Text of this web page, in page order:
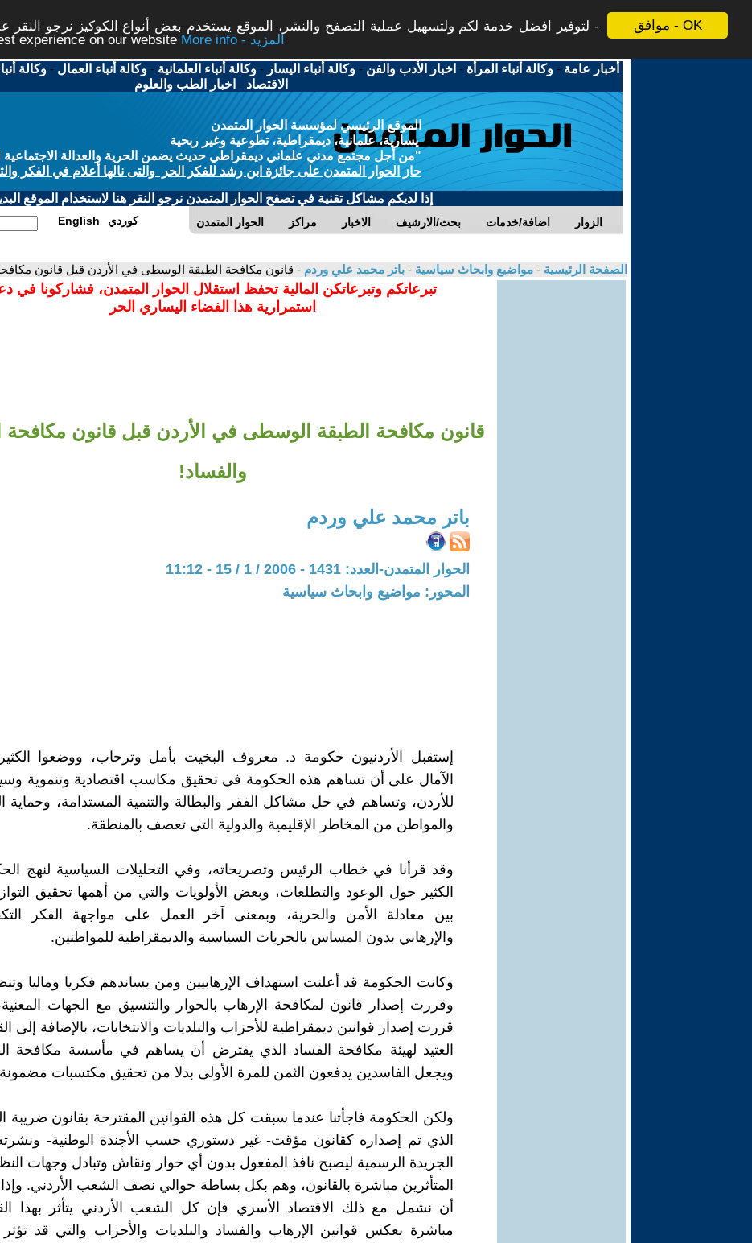
موافق - OK
لتوفير افضل خدمة لكم ولتسهيل عملية التصفح والنشر، الموقع يستخدم بعض أنواع الكوكيز نرجو
experience on our website
More info - المزيد
أخبار عامة -وكالة أنباء المرأة - اخبار الأدب والفن -وكالة أنباء اليسار -وكالة أنباء العلمانية -وكالة أنباء العمال -وكالة
الاقتصاد - اخبار الطب والعلوم
الموقع الرئيسي لمؤسسة الحوار المتمدن
يسارية، علمانية، ديمقراطية، تطوعية وغير ربحية
"من أجل مجتمع مدني علماني ديمقراطي حديث يضمن الحرية والعدالة الاجتماعية
حاز الحوار المتمدن على جائزة ابن رشد للفكر الحر والتى نالها أعلام في الفكر
إذا لديكم مشاكل تقنية في تصفح الحوار المتمدن نرجو النقر هنا لاستخدام الموقع
الحوار المتمدن مراكز الاخبار بحث/الارشيف اضافة/خدمات الزوار English كوردي
الصفحة الرئيسية - مواضيع وابحاث سياسية - باتر محمد علي وردم - قانون مكافحة الطبقة الوسطى في الأردن قبل قانون
تبرعاتكم وتبرعاتكن المالية تحفظ استقلال الحوار المتمدن، فشاركونا في
استمرارية هذا الفضاء اليساري الحر
قانون مكافحة الطبقة الوسطى في الأردن قبل قانون مكافحة
والفساد!
باتر محمد علي وردم
الحوار المتمدن-العدد: 1431 - 2006 / 1 / 15 - 11:12
المحور: مواضيع وابحاث سياسية
إستقبل الأردنيون حكومة د. معروف البخيت بأمل وترحاب، ووضعوا
الآمال على أن تساهم هذه الحكومة في تحقيق مكاسب اقتصادية وتنموية
للأردن، وتساهم في حل مشاكل الفقر والبطالة والتنمية المستدامة، وحماية
والمواطن من المخاطر الإقليمية والدولية التي تعصف بالمنطقة.
وقد قرأنا في خطاب الرئيس وتصريحاته، وفي التحليلات السياسية لنهج
الكثير حول الوعود والتطلعات، وبعض الأولويات والتي من أهمها تحقيق
بين معادلة الأمن والحرية، وبمعنى آخر العمل على مواجهة الفكر
والإرهابي بدون المساس بالحريات السياسية والديمقراطية للمواطنين.
وكانت الحكومة قد أعلنت استهداف الإرهابيين ومن يساندهم فكريا وماليا
وقررت إصدار قانون لمكافحة الإرهاب بالحوار والتنسيق مع الجهات
قررت إصدار قوانين ديمقراطية للأحزاب والبلديات والانتخابات، بالإضافة إلى
العتيد لهيئة مكافحة الفساد الذي يفترض أن يساهم في مأسسة مكافحة
ويجعل الفاسدين يدفعون الثمن للمرة الأولى بدلا من تحقيق مكتسبات
ولكن الحكومة فاجأتنا عندما سبقت كل هذه القوانين المقترحة بقانون ضريبة
الذي تم إصداره كقانون مؤقت- غير دستوري حسب الأجندة الوطنية-
الجريدة الرسمية ليصبح نافذ المفعول بدون أي حوار ونقاش وتبادل وجهات
المتأثرين مباشرة بالقانون، وهم بكل بساطة حوالي نصف الشعب الأردني. وإذا
أن نشمل مع ذلك الاقتصاد الأسري فإن كل الشعب الأردني يتأثر بهذا
مباشرة بعكس قوانين الإرهاب والفساد والبلديات والأحزاب والتي قد